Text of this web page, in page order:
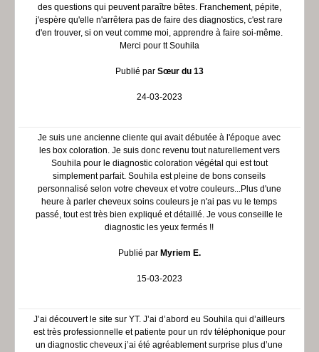
des questions qui peuvent paraître bêtes. Franchement, pépite,
j'espère qu'elle n'arrêtera pas de faire des diagnostics, c'est rare
d'en trouver, si on veut comme moi, apprendre à faire soi-même.
Merci pour tt Souhila
Publié par Sœur du 13
24-03-2023
Je suis une ancienne cliente qui avait débutée à l'époque avec
les box coloration. Je suis donc revenu tout naturellement vers
Souhila pour le diagnostic coloration végétal qui est tout
simplement parfait. Souhila est pleine de bons conseils
personnalisé selon votre cheveux et votre couleurs...Plus d'une
heure à parler cheveux soins couleurs je n'ai pas vu le temps
passé, tout est très bien expliqué et détaillé. Je vous conseille le
diagnostic les yeux fermés !!
Publié par Myriem E.
15-03-2023
J’ai découvert le site sur YT. J’ai d’abord eu Souhila qui d’ailleurs
est très professionnelle et patiente pour un rdv téléphonique pour
un diagnostic cheveux j’ai été agréablement surprise plus d’une